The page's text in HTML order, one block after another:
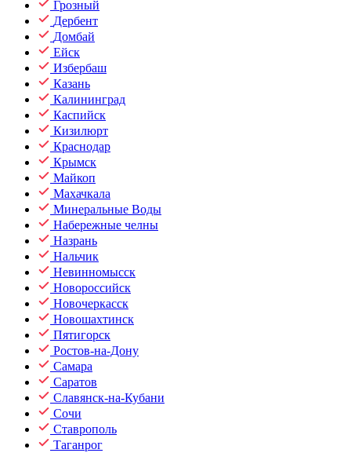
Грозный
Дербент
Домбай
Ейск
Избербаш
Казань
Калининград
Каспийск
Кизилюрт
Краснодар
Крымск
Майкоп
Махачкала
Минеральные Воды
Набережные челны
Назрань
Нальчик
Невинномысск
Новороссийск
Новочеркасск
Новошахтинск
Пятигорск
Ростов-на-Дону
Самара
Саратов
Славянск-на-Кубани
Сочи
Ставрополь
Таганрог